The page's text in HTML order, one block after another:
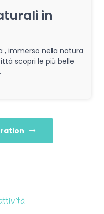
in
, immerso nella natura
scopri le più belle